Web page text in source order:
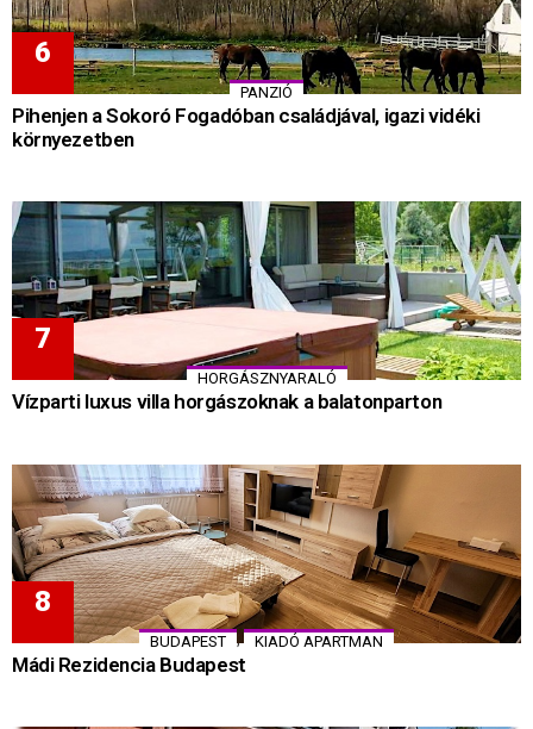
PANZIÓ
Pihenjen a Sokoró Fogadóban családjával, igazi vidéki
környezetben
HORGÁSZNYARALÓ
Vízparti luxus villa horgászoknak a balatonparton
BUDAPEST , KIADÓ APARTMAN
Mádi Rezidencia Budapest